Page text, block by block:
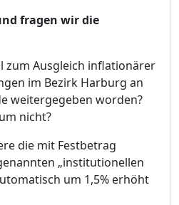
fragen wir die
zum Ausgleich inflationärer
im Bezirk Harburg an
weitergegeben worden?
nicht?
die mit Festbetrag
„institutionellen
um 1,5% erhöht